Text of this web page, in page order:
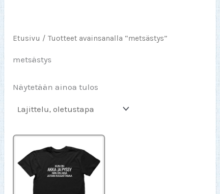
Etusivu / Tuotteet avainsanalla “metsästys”
metsästys
Näytetään ainoa tulos